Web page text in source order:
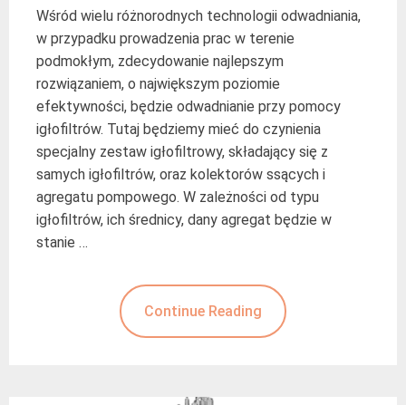
Wśród wielu różnorodnych technologii odwadniania,
w przypadku prowadzenia prac w terenie
podmokłym, zdecydowanie najlepszym
rozwiązaniem, o największym poziomie
efektywności, będzie odwadnianie przy pomocy
igłofiltrów. Tutaj będziemy mieć do czynienia
specjalny zestaw igłofiltrowy, składający się z
samych igłofiltrów, oraz kolektorów ssących i
agregatu pompowego. W zależności od typu
igłofiltrów, ich średnicy, dany agregat będzie w
stanie …
Continue Reading